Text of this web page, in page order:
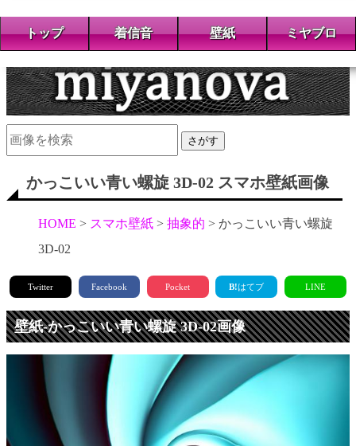
トップ 着信音 壁紙 ミヤブロ
さがす
かっこいい青い螺旋 3D-02 スマホ壁紙画像
HOME スマホ壁紙 抽象的
かっこいい青い螺旋
3D-02
Twitter Facebook Pocket B!はてブ LINE
壁紙-かっこいい青い螺旋 3D-02画像